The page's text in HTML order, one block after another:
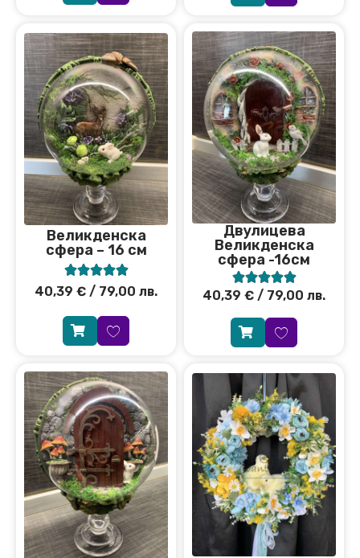
Великденска
сфера – 16 см

40,39 € / 79,00 лв.
Двулицева
Великденска
сфера -16см

40,39 € / 79,00 лв.